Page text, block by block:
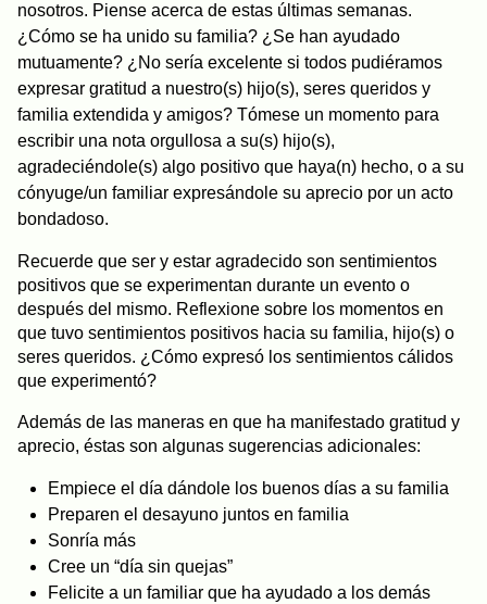
nosotros. Piense acerca de estas últimas semanas.
¿Cómo se ha unido su familia? ¿Se han ayudado
mutuamente? ¿No sería excelente si todos pudiéramos
expresar gratitud a nuestro(s) hijo(s), seres queridos y
familia extendida y amigos? Tómese un momento para
escribir una nota orgullosa a su(s) hijo(s),
agradeciéndole(s) algo positivo que haya(n) hecho, o a su
cónyuge/un familiar expresándole su aprecio por un acto
bondadoso.
Recuerde que ser y estar agradecido son sentimientos
positivos que se experimentan durante un evento o
después del mismo. Reflexione sobre los momentos en
que tuvo sentimientos positivos hacia su familia, hijo(s) o
seres queridos. ¿Cómo expresó los sentimientos cálidos
que experimentó?
Además de las maneras en que ha manifestado gratitud y
aprecio, éstas son algunas sugerencias adicionales:
Empiece el día dándole los buenos días a su familia
Preparen el desayuno juntos en familia
Sonría más
Cree un “día sin quejas”
Felicite a un familiar que ha ayudado a los demás